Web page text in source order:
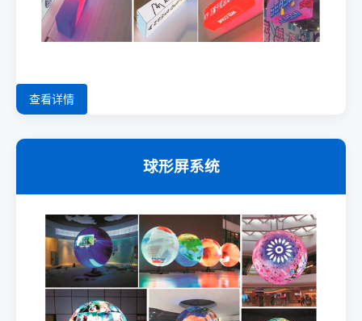
查看详情
球形屏系统